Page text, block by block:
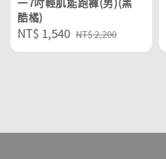
酷橘)
Sale
price
NT$ 1,540 Regular
price
NT$ 2,200